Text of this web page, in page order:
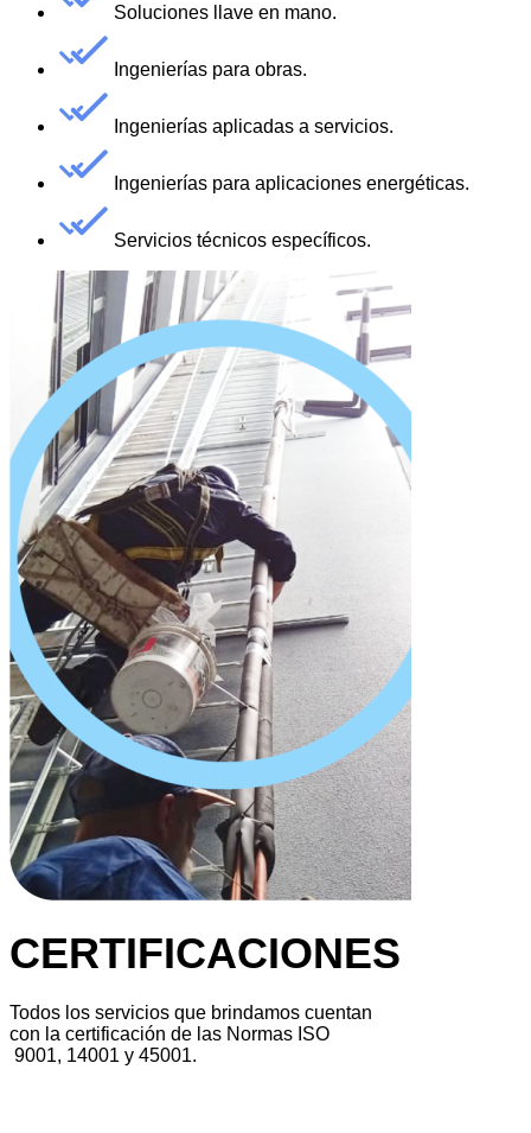
Soluciones llave en mano.
Ingenierías para obras.
Ingenierías aplicadas a servicios.
Ingenierías para aplicaciones energéticas.
Servicios técnicos específicos.
CERTIFICACIONES
Todos los servicios que brindamos cuentan
con la certificación de las Normas ISO
9001, 14001 y 45001.